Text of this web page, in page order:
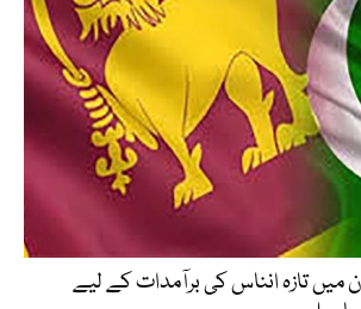
میں تازہ انناس کی برآمدات کے لیے